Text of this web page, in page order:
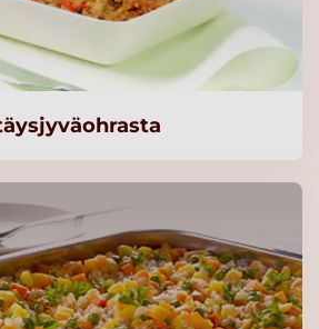
Kasvirasvalevite 55
Lue lisää
Kasvirasvalevite 35 %
Lue lisää
Benecol® Laktoositon
kasvirasvalevite 59%